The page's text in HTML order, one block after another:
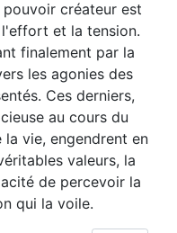
créateur est
et la tension.
finalement par la
les agonies des
Ces derniers,
au cours du
vie, engendrent en
valeurs, la
de percevoir la
qui la voile.